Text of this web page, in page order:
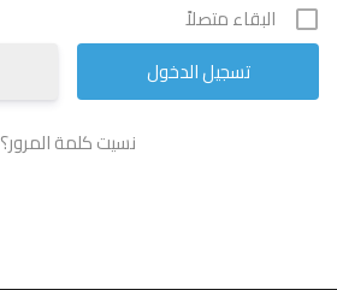
البقاء متصلاً
نسيت كلمة المرور؟